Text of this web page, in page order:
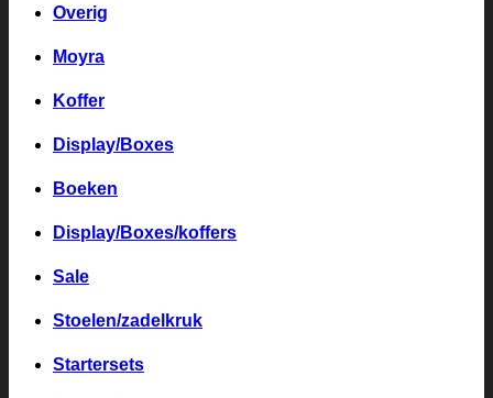
Overig
Moyra
Koffer
Display/Boxes
Boeken
Display/Boxes/koffers
Sale
Stoelen/zadelkruk
Startersets